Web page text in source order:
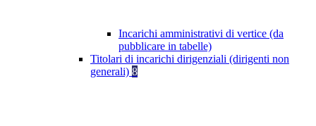
Incarichi amministrativi di vertice (da
pubblicare in tabelle)
Titolari di incarichi dirigenziali (dirigenti non
generali) 8